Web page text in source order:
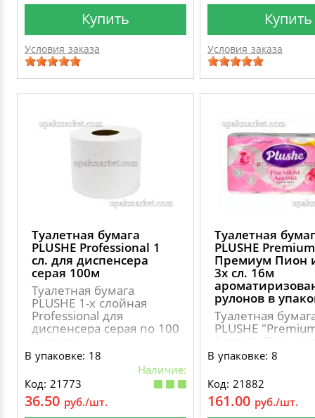
Купить
Условия заказа
Купить
Условия заказа
Туалетная бумага
PLUSHE Professional 1
сл. для диспенсера
серая 100м
Туалетная бумага
PLUSHE 1-х слойная
Professional для
диспенсера серая по 100
В упаковке: 18
Наличие:
Код: 21773
36.50 руб./шт.
Туалетная
PLUSHE
Премиум Пион
3х сл. 16м
рулонов в
Туалетная
PLUSHE
слоя, 8 рулонов,
В упаковке: 8
Код: 21882
161.00 руб./шт.